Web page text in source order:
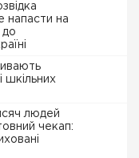
напасти на
шкільних
людей
чекап: